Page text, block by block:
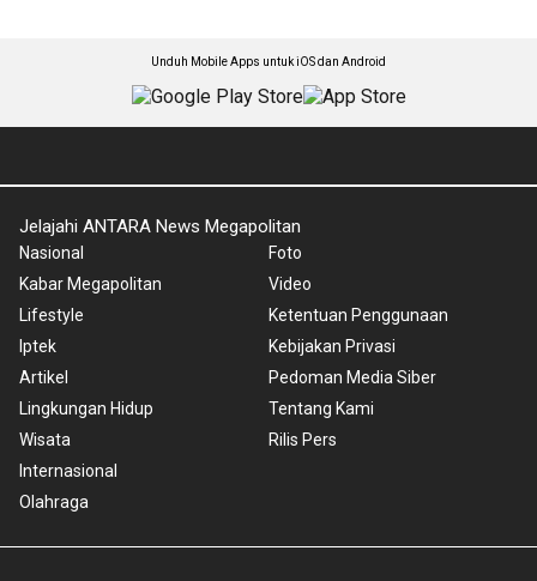
Unduh Mobile Apps untuk iOS dan Android
Jelajahi ANTARA News Megapolitan
Nasional
Kabar Megapolitan
Lifestyle
Iptek
Artikel
Lingkungan Hidup
Wisata
Internasional
Olahraga
Foto
Video
Ketentuan Penggunaan
Kebijakan Privasi
Pedoman Media Siber
Tentang Kami
Rilis Pers